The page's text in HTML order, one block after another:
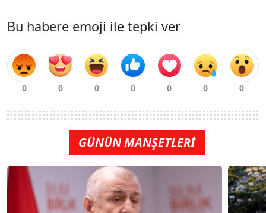
Bu habere emoji ile tepki ver
GÜNÜN MANŞETLERİ